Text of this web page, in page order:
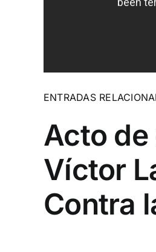
ENTRADAS
Acto de
Víctor
Contra